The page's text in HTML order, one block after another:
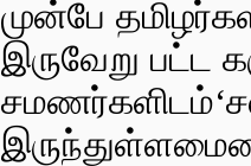
முன்பே
இருவேறு பட்ட
சமணர்களிடம்‘